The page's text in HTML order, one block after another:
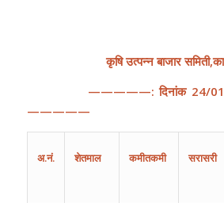
कृषि उत्पन्न बाजार समिती,
—————:दिनांक 24/01
—————
अ.नं. शेतमाल कमीतकमी सरासरी